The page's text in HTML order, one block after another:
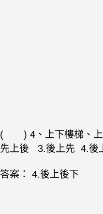
( ) 4、上下樓梯、
先上後 3.後上先 4.後
答案： 4.後上後下